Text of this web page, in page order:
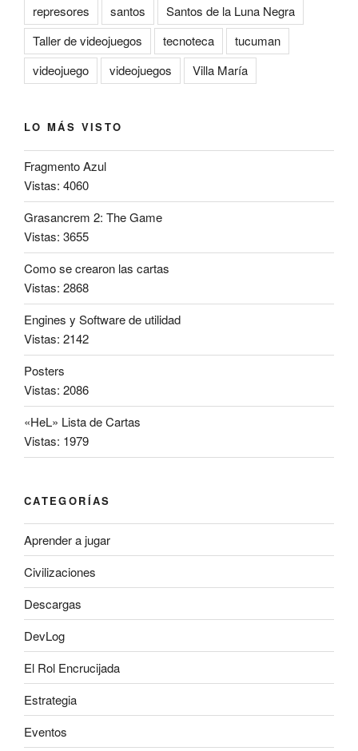
represores santos
Santos de la Luna Negra
Taller de videojuegos
tecnoteca
tucuman
videojuego
videojuegos Villa María
LO MÁS VISTO
Fragmento Azul
Vistas: 4060
Grasancrem 2: The Game
Vistas: 3655
Como se crearon las cartas
Vistas: 2868
Engines y Software de utilidad
Vistas: 2142
Posters
Vistas: 2086
«HeL» Lista de Cartas
Vistas: 1979
CATEGORÍAS
Aprender a jugar
Civilizaciones
Descargas
DevLog
El Rol Encrucijada
Estrategia
Eventos